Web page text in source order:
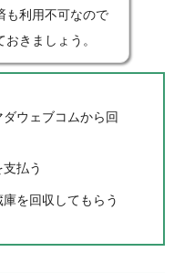
も利用不可なので
きましょう。
ウェブコムから回
払う
を回収してもらう